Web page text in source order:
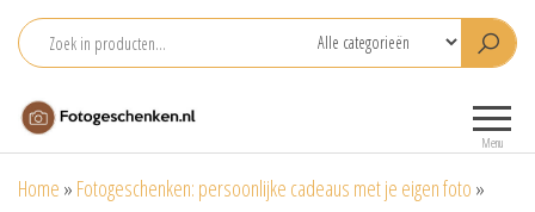
naar
inhoud
voor je foto
Menu
Home » Fotogeschenken: persoonlijke cadeaus met je eigen foto »